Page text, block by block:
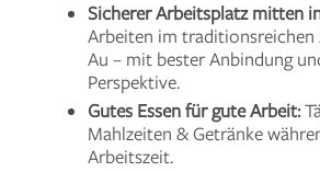
Sicherer Arbeitsplatz mitten
Arbeiten im traditionsreichen
Au – mit bester Anbindung
Perspektive.
Gutes Essen für gute Arbeit:
Mahlzeiten & Getränke
Arbeitszeit.